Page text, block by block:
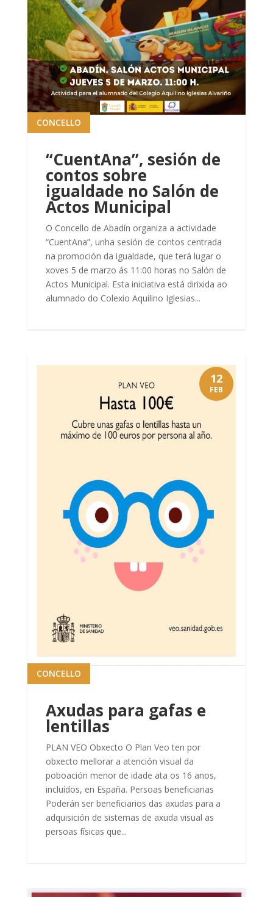
“CuentAna”, sesión de
contos sobre
igualdade no Salón de
Actos Municipal
CONCELLO
O Concello de Abadín organiza a actividade
“CuentAna”, unha sesión de contos centrada
na promoción da igualdade, que terá lugar o
xoves 5 de marzo ás 11:00 horas no Salón de
Actos Municipal. Esta iniciativa está dirixida ao
alumnado do Colexio Aquilino Iglesias...
Axudas para gafas e
lentillas
CONCELLO
PLAN VEO Obxecto O Plan Veo ten por
obxecto mellorar a atención visual da
poboación menor de idade ata os 16 anos,
incluídos, en España. Persoas beneficiarias
Poderán ser beneficiarios das axudas para a
adquisición de sistemas de axuda visual as
persoas físicas que...
12
FEB